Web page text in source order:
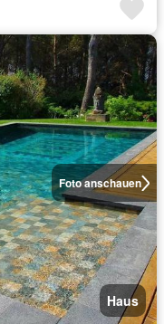
Foto anschauen
Haus